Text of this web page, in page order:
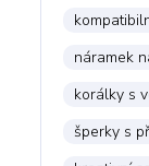
náramek
korálky s
šperky s